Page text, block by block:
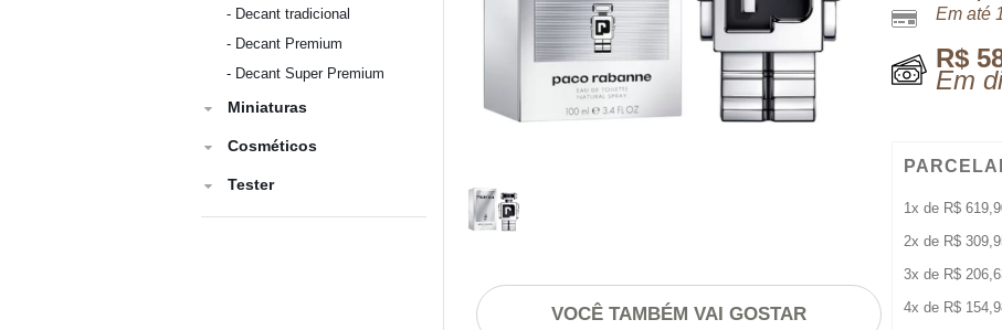
- Decant tradicional
- Decant Premium
- Decant Super Premium
Miniaturas
Cosméticos
Tester
Em até
R$
Em
1x de R$
2x de R$
3x de R$
4x de R$
VOCÊ TAMBÉM VAI GOSTAR